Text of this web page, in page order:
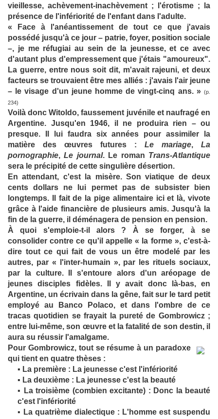
vieillesse, achèvement-inachèvement ; l'érotisme ; la
présence de l'infériorité de l'enfant dans l'adulte.
« Face à l'anéantissement de tout ce que j'avais
possédé jusqu'à ce jour – patrie, foyer, position sociale
–, je me réfugiai au sein de la jeunesse, et ce avec
d'autant plus d'empressement que j'étais "amoureux".
La guerre, entre nous soit dit, m'avait rajeuni, et deux
facteurs se trouvaient être mes alliés : j'avais l'air jeune
– le visage d'un jeune homme de vingt-cinq ans. » (p.
234)
Voilà donc Witoldo, faussement juvénile et naufragé en
Argentine. Jusqu'en 1946, il ne produira rien – ou
presque. Il lui faudra six années pour assimiler la
matière des œuvres futures : Le mariage, La
pornographie,Le journal. Le roman Trans-Atlantique
sera le précipité de cette singulière désertion.
En attendant, c'est la misère. Son viatique de deux
cents dollars ne lui permet pas de subsister bien
longtemps. Il fait de la pige alimentaire ici et là, vivote
grâce à l'aide financière de plusieurs amis. Jusqu'à la
fin de la guerre, il déménagera de pension en pension.
À quoi s'emploie-t-il alors ? À se forger, à se
consolider contre ce qu'il appelle « la forme », c'est-à-
dire tout ce qui fait de vous un être modelé par les
autres, par « l'inter-humain », par les rituels sociaux,
par la culture. Il s'entoure alors d'un aréopage de
jeunes disciples fidèles. Il y avait donc là-bas, en
Argentine, un écrivain dans la gêne, fait sur le tard petit
employé au Banco Polaco, et dans l'ombre de ce
tracas quotidien se frayait la pureté de Gombrowicz ;
entre lui-même, son œuvre et la fatalité de son destin, il
aura su réussir l'amalgame.
Pour Gombrowicz, tout se résume à un paradoxe
qui tient en quatre thèses :
▪ La première : La jeunesse c'est l'infériorité
▪ La deuxième : La jeunesse c'est la beauté
▪ La troisième (combien excitante) : Donc la beauté
c'est l'infériorité
▪ La quatrième dialectique : L'homme est suspendu